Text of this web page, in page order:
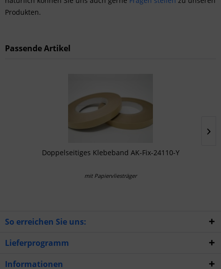
Produkten.
Passende Artikel
Doppelseitiges Klebeband AK-Fix-24110-Y
mit Papiervliesträger
So erreichen Sie uns:
Lieferprogramm
Informationen